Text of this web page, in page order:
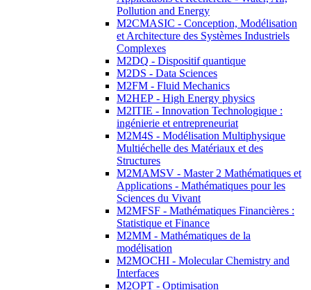
Pollution and Energy
M2CMASIC - Conception, Modélisation
et Architecture des Systèmes Industriels
Complexes
M2DQ - Dispositif quantique
M2DS - Data Sciences
M2FM - Fluid Mechanics
M2HEP - High Energy physics
M2ITIE - Innovation Technologique :
ingénierie et entrepreneuriat
M2M4S - Modélisation Multiphysique
Multiéchelle des Matériaux et des
Structures
M2MAMSV - Master 2 Mathématiques et
Applications - Mathématiques pour les
Sciences du Vivant
M2MFSF - Mathématiques Financières :
Statistique et Finance
M2MM - Mathématiques de la
modélisation
M2MOCHI - Molecular Chemistry and
Interfaces
M2OPT - Optimisation